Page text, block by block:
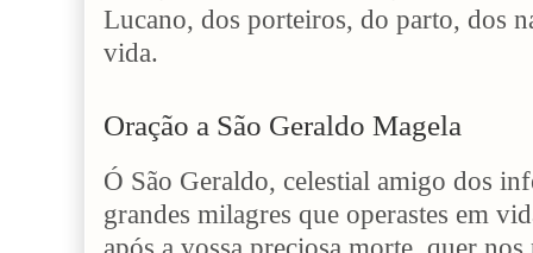
Lucano, dos porteiros, do parto, dos
vida.
Oração a São Geraldo Magela
Ó São Geraldo, celestial amigo dos
grandes milagres que operastes em